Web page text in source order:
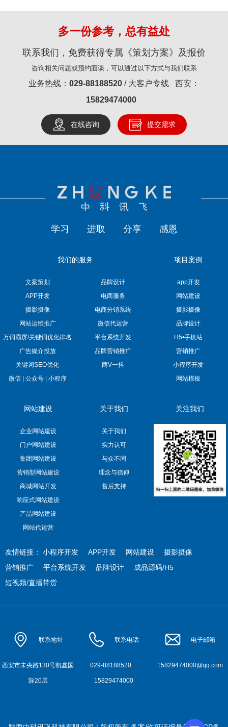
多一份参考，总有益处
联系我们，免费获得专属《策划方案》及报价
咨询相关问题或预约面谈，可以通过以下方式与我们联系
业务热线： 029-88188520 / 大客户专线 西安：
15829474000
在线咨询 提交需求
学习 进取 分享 感恩
我们的服务
文案策划
品牌设计
APP开发
电商服务
摄影摄像
电商分销系统
网站运维推广
微信代运营
万词霸屏/关键词优化排名
平台系统开发
广告媒介投放
品牌营销推广
关键词SEO优化
两V一抖
微信 | 公众号 | 小程序
项目案例
app开发
网站建设
摄影摄像
品牌设计
H5•手机站
营销推广
小程序开发
网站模板
网站建设
企业网站建设
门户网站建设
集团网站建设
营销型网站建设
商城网站开发
响应式网站建设
产品网站建设
网站代运营
关于我们
关于我们
实力认可
与众不同
理念与信仰
售后支持
关注我们
友情链接： 小程序开发 APP开发 网站建设
摄影摄像
营销推广
平台系统开发 品牌设计
成品源码/H5
短视频/直播带货
联系地址
西安市未央路130号凯鑫国
际20层
联系电话
029-88188520
15829474000
电子邮箱
15829474000@qq.com